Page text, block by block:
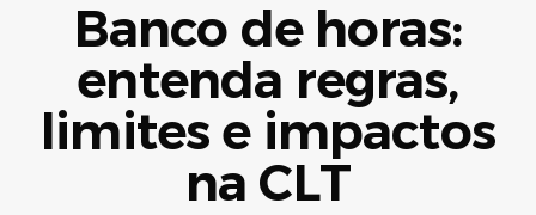
Banco de horas:
entenda regras,
limites e impactos
na CLT